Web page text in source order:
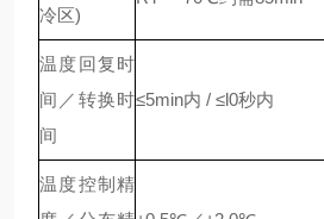
冷区)
温度回复时
间／转换时
间
≤5min内 / ≤l0秒内
温度控制精